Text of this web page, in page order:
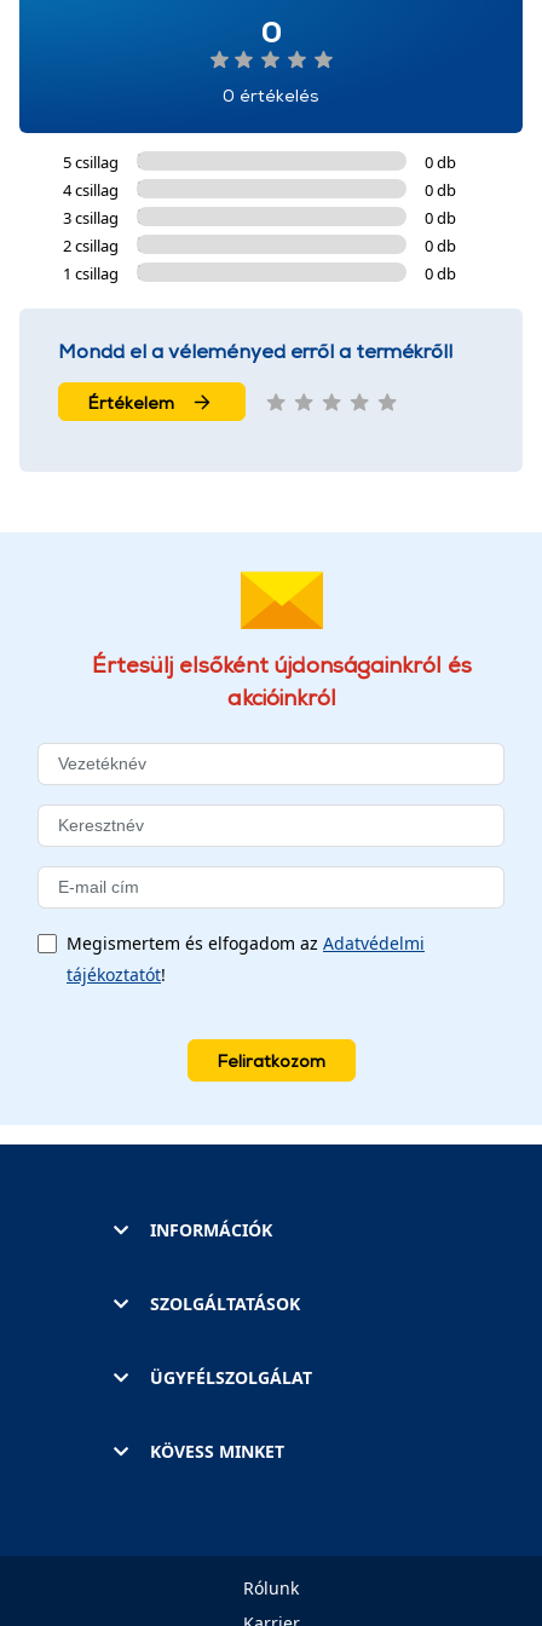
0
0 értékelés
5 csillag
0 db
4 csillag
0 db
3 csillag
0 db
2 csillag
0 db
1 csillag
0 db
Mondd el a véleményed erről a termékről!
Értékelem
Értesülj elsőként újdonságainkról és
akcióinkról
Megismertem és elfogadom az Adatvédelmi
tájékoztatót!
Feliratkozom
INFORMÁCIÓK
SZOLGÁLTATÁSOK
ÜGYFÉLSZOLGÁLAT
KÖVESS MINKET
Rólunk